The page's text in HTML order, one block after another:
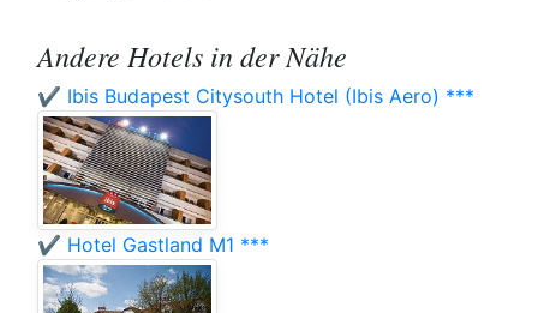
Andere Hotels in der Nähe
✔️ Ibis Budapest Citysouth Hotel (Ibis Aero) ***
✔️ Hotel Gastland M1 ***